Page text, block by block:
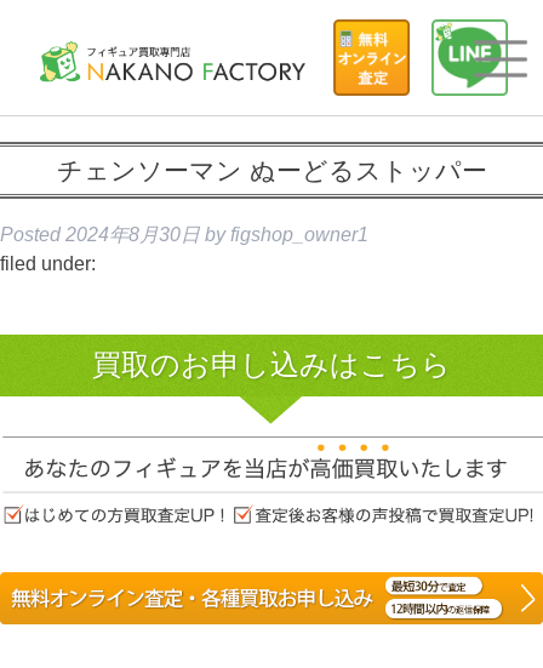
チェンソーマン ぬーどるストッパー
Posted 2024年8月30日 by figshop_owner1
filed under:
買取のお申し込みはこちら